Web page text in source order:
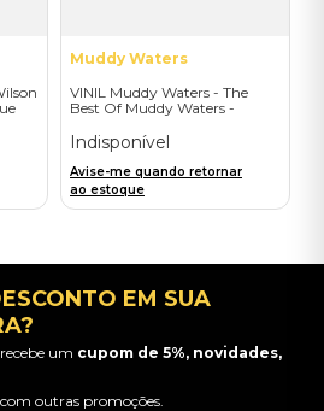
Muddy Waters
VINIL Muddy Waters - The
Best Of Muddy Waters -
Indisponível
Avise-me quando retornar
ao estoque
EM SUA
um cupom de 5%, novidades,
outras promoções.